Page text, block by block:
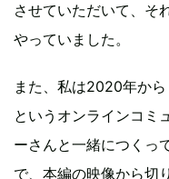
させていただいて、そ
やっていました。
また、私は2020年から
というオンラインコミ
ーさんと一緒につくっ
で、本編の映像から切